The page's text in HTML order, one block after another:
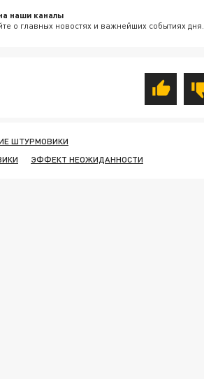
наши каналы
о главных новостях и важнейших событиях дня.
ШТУРМОВИКИ
ЭФФЕКТ НЕОЖИДАННОСТИ